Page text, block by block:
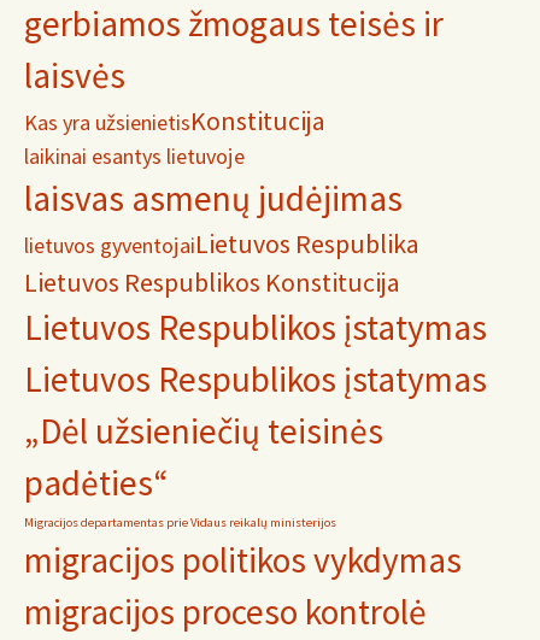
gerbiamos žmogaus teisės ir
laisvės
Kas yra užsienietisKonstitucija
laikinai esantys lietuvoje
laisvas asmenų judėjimas
lietuvos gyventojaiLietuvos Respublika
Lietuvos Respublikos Konstitucija
Lietuvos Respublikos įstatymas
Lietuvos Respublikos įstatymas
„Dėl užsieniečių teisinės
padėties“
Migracijos departamentas prie Vidaus reikalų ministerijos
migracijos politikos vykdymas
migracijos proceso kontrolė